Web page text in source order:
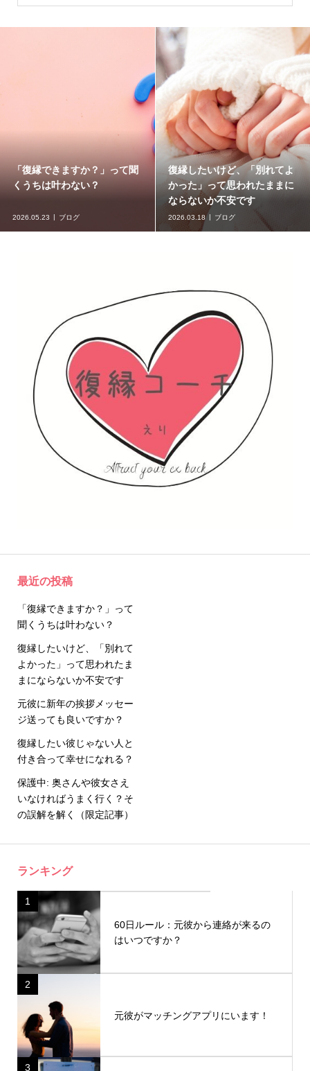
「復縁できますか？」って聞
くうちは叶わない？
2026.05.23 ブログ
復縁したいけど、「別れてよ
かった」って思われたままに
ならないか不安です
2026.03.18 ブログ
最近の投稿
「復縁できますか？」って
聞くうちは叶わない？
復縁したいけど、「別れて
よかった」って思われたま
まにならないか不安です
元彼に新年の挨拶メッセー
ジ送っても良いですか？
復縁したい彼じゃない人と
付き合って幸せになれる？
保護中: 奥さんや彼女さえ
いなければうまく行く？そ
の誤解を解く（限定記事）
ランキング
1
60日ルール：元彼から連絡が来るの
はいつですか？
2
元彼がマッチングアプリにいます！
3